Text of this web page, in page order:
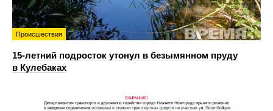
Происшествия
15-летний подросток утонул в безымянном пруду
в Кулебаках